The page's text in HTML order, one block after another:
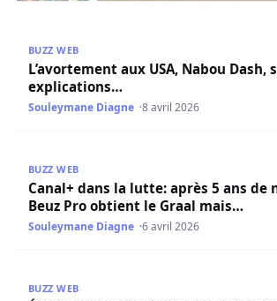
BUZZ WEB
L’avortement aux USA, Nabou Dash,
explications…
Souleymane Diagne 8 avril 2026
BUZZ WEB
Canal+ dans la lutte: après 5 ans de
Beuz Pro obtient le Graal mais…
Souleymane Diagne 6 avril 2026
BUZZ WEB